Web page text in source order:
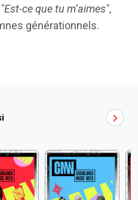
"Est-ce que tu m’aimes",
générationnels.